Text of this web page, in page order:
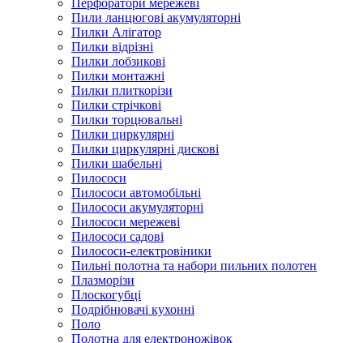
Перфоратори мережеві
Пили ланцюгові акумуляторні
Пилки Алігатор
Пилки відрізні
Пилки лобзикові
Пилки монтажні
Пилки плиткорізи
Пилки стрічкові
Пилки торцювальні
Пилки циркулярні
Пилки циркулярні дискові
Пилки шабельні
Пилососи
Пилососи автомобільні
Пилососи акумуляторні
Пилососи мережеві
Пилососи садові
Пилососи-електровіники
Пильні полотна та набори пильних полотен
Плазморізи
Плоскогубці
Подрібнювачі кухонні
Поло
Полотна для електроножівок